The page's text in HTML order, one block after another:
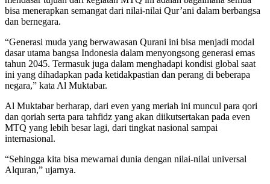
bisa menerapkan semangat dari nilai-nilai Qur’ani dalam berbangsa
dan bernegara.
“Generasi muda yang berwawasan Qurani ini bisa menjadi modal
dasar utama bangsa Indonesia dalam menyongsong generasi emas
tahun 2045. Termasuk juga dalam menghadapi kondisi global saat
ini yang dihadapkan pada ketidakpastian dan perang di beberapa
negara,” kata Al Muktabar.
Al Muktabar berharap, dari even yang meriah ini muncul para qori
dan qoriah serta para tahfidz yang akan diikutsertakan pada even
MTQ yang lebih besar lagi, dari tingkat nasional sampai
internasional.
“Sehingga kita bisa mewarnai dunia dengan nilai-nilai universal
Alquran,” ujarnya.